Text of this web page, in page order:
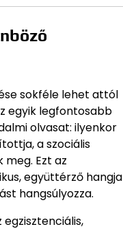
sokféle lehet attól
egyik legfontosabb
olvasat: ilyenkor
a szociális
Ezt az
együttérző hangja
hangsúlyozza.